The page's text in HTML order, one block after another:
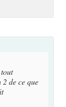
de ce que